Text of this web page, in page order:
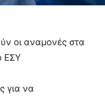
οι αναμονές στα
ΕΣΥ
για να